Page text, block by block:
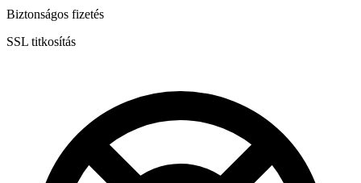
Biztonságos fizetés
SSL titkosítás